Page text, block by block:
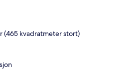
(465 kvadratmeter stort)